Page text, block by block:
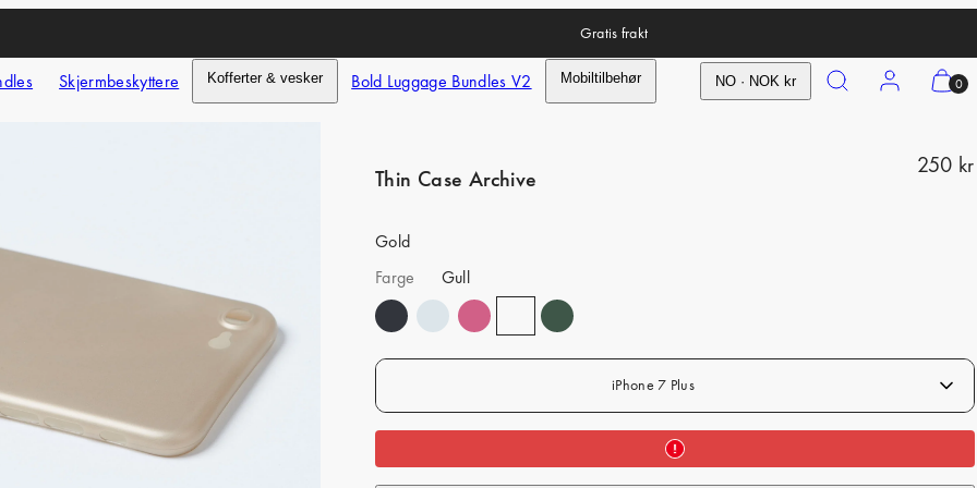
Gratis frakt
Skjermbeskyttere Kofferter & vesker Bold Luggage Bundles V2 Mobiltilbehør NO · NOK kr Search Account
View
(0)
0
Thin Case Archive
R
r
r
i
250 kr
Gold
Farge
Gull
iPhone 7 Plus